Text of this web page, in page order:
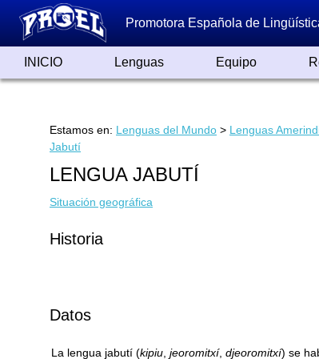
Promotora Española de
INICIO Lenguas Equipo
Estamos en: Lenguas del Mundo > Lenguas
Jabutí
LENGUA JABUTÍ
Situación geográfica
Historia
Datos
La lengua jabutí (kipiu jeoromitxí, djeoromitxí) se